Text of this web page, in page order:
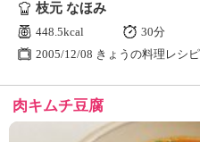
枝元 なほみ
448.5kcal
30分
2005/12/08 きょうの料理レシピ
肉キムチ豆腐